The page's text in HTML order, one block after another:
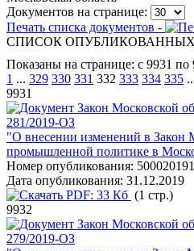
Документов на странице:
Печать списка документов -
СПИСОК
Показаны на странице: с 9931 по
1 ... 329 330 331 332 333 334 335
9931
Закон Московской
281/2019-ОЗ
"О внесении изменений в Закон
промышленной политике в
Номер опубликования:
Дата опубликования: 31.12.2019
PDF: 33 Кб (1 стр.)
9932
Закон Московской
279/2019-ОЗ